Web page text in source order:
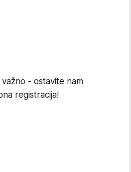
važno - ostavite nam
registracija!